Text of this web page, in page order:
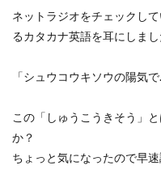
ネットラジオをチェックし
るカタカナ英語を耳にしまし
「シュウコウキソウの陽気で
この「しゅうこうきそう」
か？
ちょっと気になったので早速